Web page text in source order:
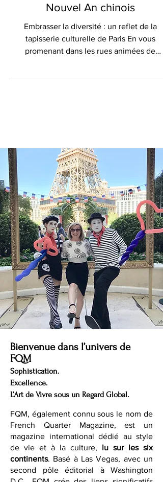
animé de Paris pendant le
Nouvel An chinois
Embrasser la diversité : un reflet de la
tapisserie culturelle de Paris En vous
Chinatown...
Bienvenue dans l’univers de
FQM
Sophistication.
Excellence.
L’Art de Vivre sous un Regard Global.
FQM, également connu sous le nom de
French Quarter Magazine, est un
magazine international dédié au style
de vie et à la culture, lu sur les six
continents. Basé à Las Vegas, avec un